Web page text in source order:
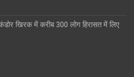
कंडोर खिरक में करीब 300 लोग हिरासत में लिए